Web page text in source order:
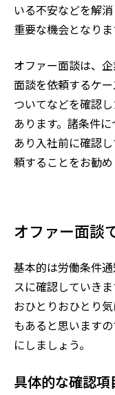
いる不安などを解
重要な機会となりま
オファー面談は、
面談を依頼するケ
ついてなどを確認
あります。諸条件
あり入社前に確認
頼することをお勧め
オファー面談
基本的は労働条件
スに確認していき
おひとりおひとり
もあると思います
にしましょう。
具体的な確認項